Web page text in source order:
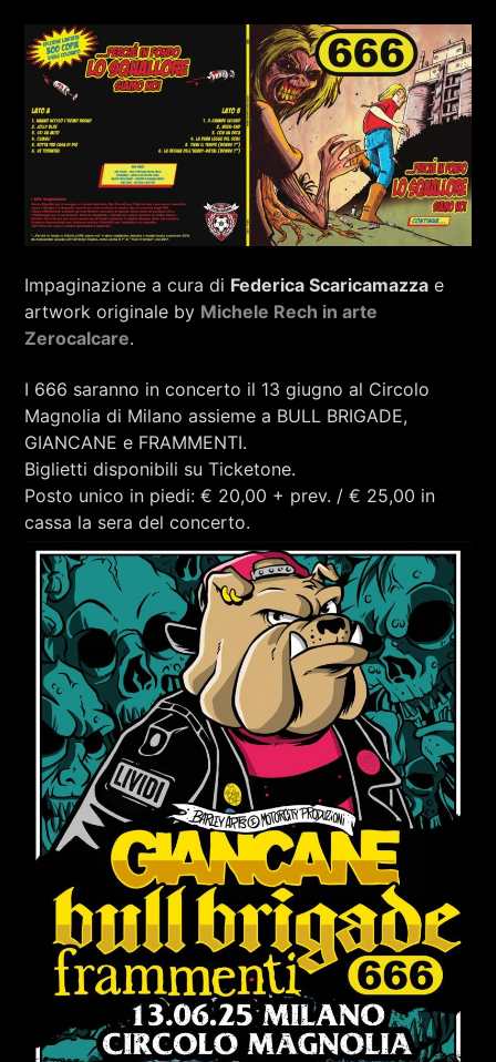
Impaginazione a cura di Federica Scaricamazza e
artwork originale by Michele Rech in arte
Zerocalcare.
I 666 saranno in concerto il 13 giugno al Circolo
Magnolia di Milano assieme a BULL BRIGADE,
GIANCANE e FRAMMENTI.
Biglietti disponibili su Ticketone.
Posto unico in piedi: € 20,00 + prev. / € 25,00 in
cassa la sera del concerto.